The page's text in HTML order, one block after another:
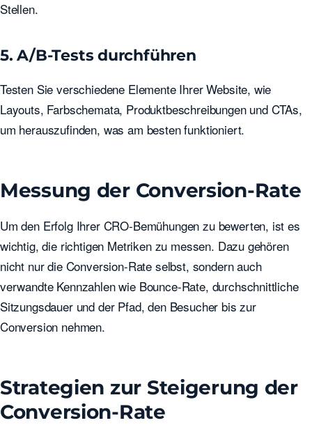
Stellen.
5. A/B-Tests durchführen
Testen Sie verschiedene Elemente Ihrer Website, wie
Layouts, Farbschemata, Produktbeschreibungen und CTAs,
um herauszufinden, was am besten funktioniert.
Messung der Conversion-Rate
Um den Erfolg Ihrer CRO-Bemühungen zu bewerten, ist es
wichtig, die richtigen Metriken zu messen. Dazu gehören
nicht nur die Conversion-Rate selbst, sondern auch
verwandte Kennzahlen wie Bounce-Rate, durchschnittliche
Sitzungsdauer und der Pfad, den Besucher bis zur
Conversion nehmen.
Strategien zur Steigerung der
Conversion-Rate